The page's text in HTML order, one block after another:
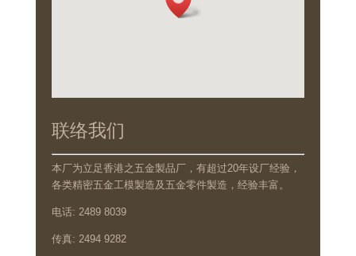
联络我们
本厂为立足香港之五金製品厂，有超过20年设厂经验，
各类精密五金工模製造及五金零件製造，经验丰富。
电话: 2489 8039
传真: 2494 9282